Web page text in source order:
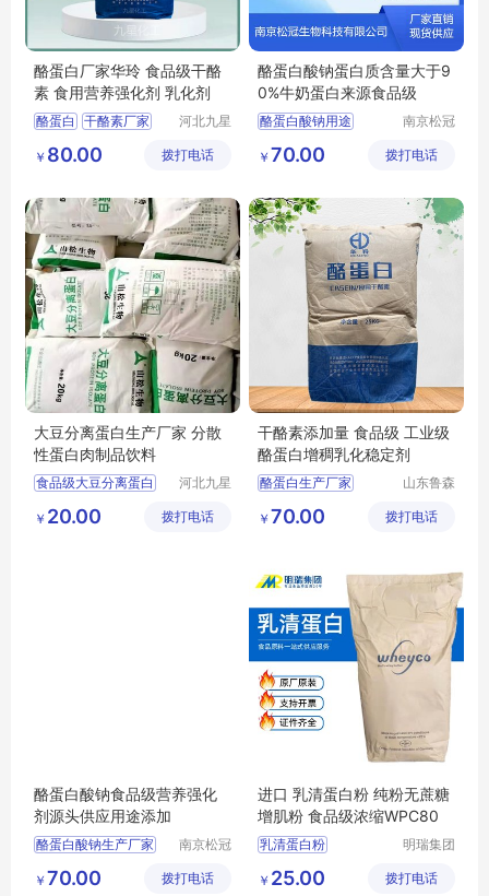
酪蛋白厂家华玲 食品级干酪
素 食用营养强化剂 乳化剂
酪蛋白
干酪素厂家
河北九星
有限公司
￥ 80.00 拨打电话
酪蛋白酸钠蛋白质含量大于9
0%牛奶蛋白来源食品级
酪蛋白酸钠用途
南京松冠
有限公司
￥ 70.00 拨打电话
大豆分离蛋白生产厂家 分散
性蛋白肉制品饮料
食品级大豆分离蛋白
大豆分离蛋白
河北九星
有限公司
￥ 20.00 拨打电话
干酪素添加量 食品级 工业级
酪蛋白增稠乳化稳定剂
酪蛋白生产厂家
食品级酪蛋白厂家
山东鲁森
有限公司
￥ 70.00 拨打电话
酪蛋白酸钠食品级营养强化
剂源头供应用途添加
酪蛋白酸钠生产厂家
酪蛋白酸钠价格
南京松冠
有限公司
￥ 70.00 拨打电话
进口 乳清蛋白粉 纯粉无蔗糖
增肌粉 食品级浓缩WPC80
乳清蛋白粉
纯粉无蔗糖增肌粉
明瑞集团
有限公司
￥ 25.00 拨打电话